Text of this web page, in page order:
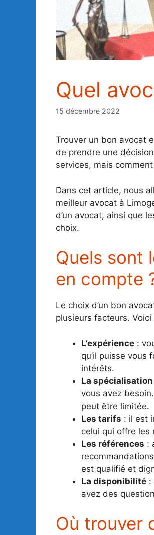
Quel
15 décembre 2022
Trouver un bon avocat
de prendre une
services, mais
Dans cet article, nous
meilleur avocat à
d’un avocat, ainsi que
choix.
Quels sont
en compte
Le choix d’un bon
plusieurs facteurs.
L’expérience :
qu’il puisse vous
intérêts.
La spécialisation
vous avez
peut être limitée.
Les tarifs : il est
celui qui offre les
Les références :
est qualifié et
La disponibilité :
avez des
Où trouver